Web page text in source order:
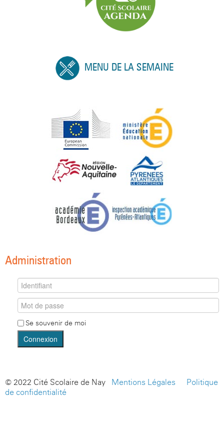
MENU DE LA SEMAINE
Administration
Se souvenir de moi
Connexion
© 2022 Cité Scolaire de Nay - Mentions Légales
Politique
de confidentialité